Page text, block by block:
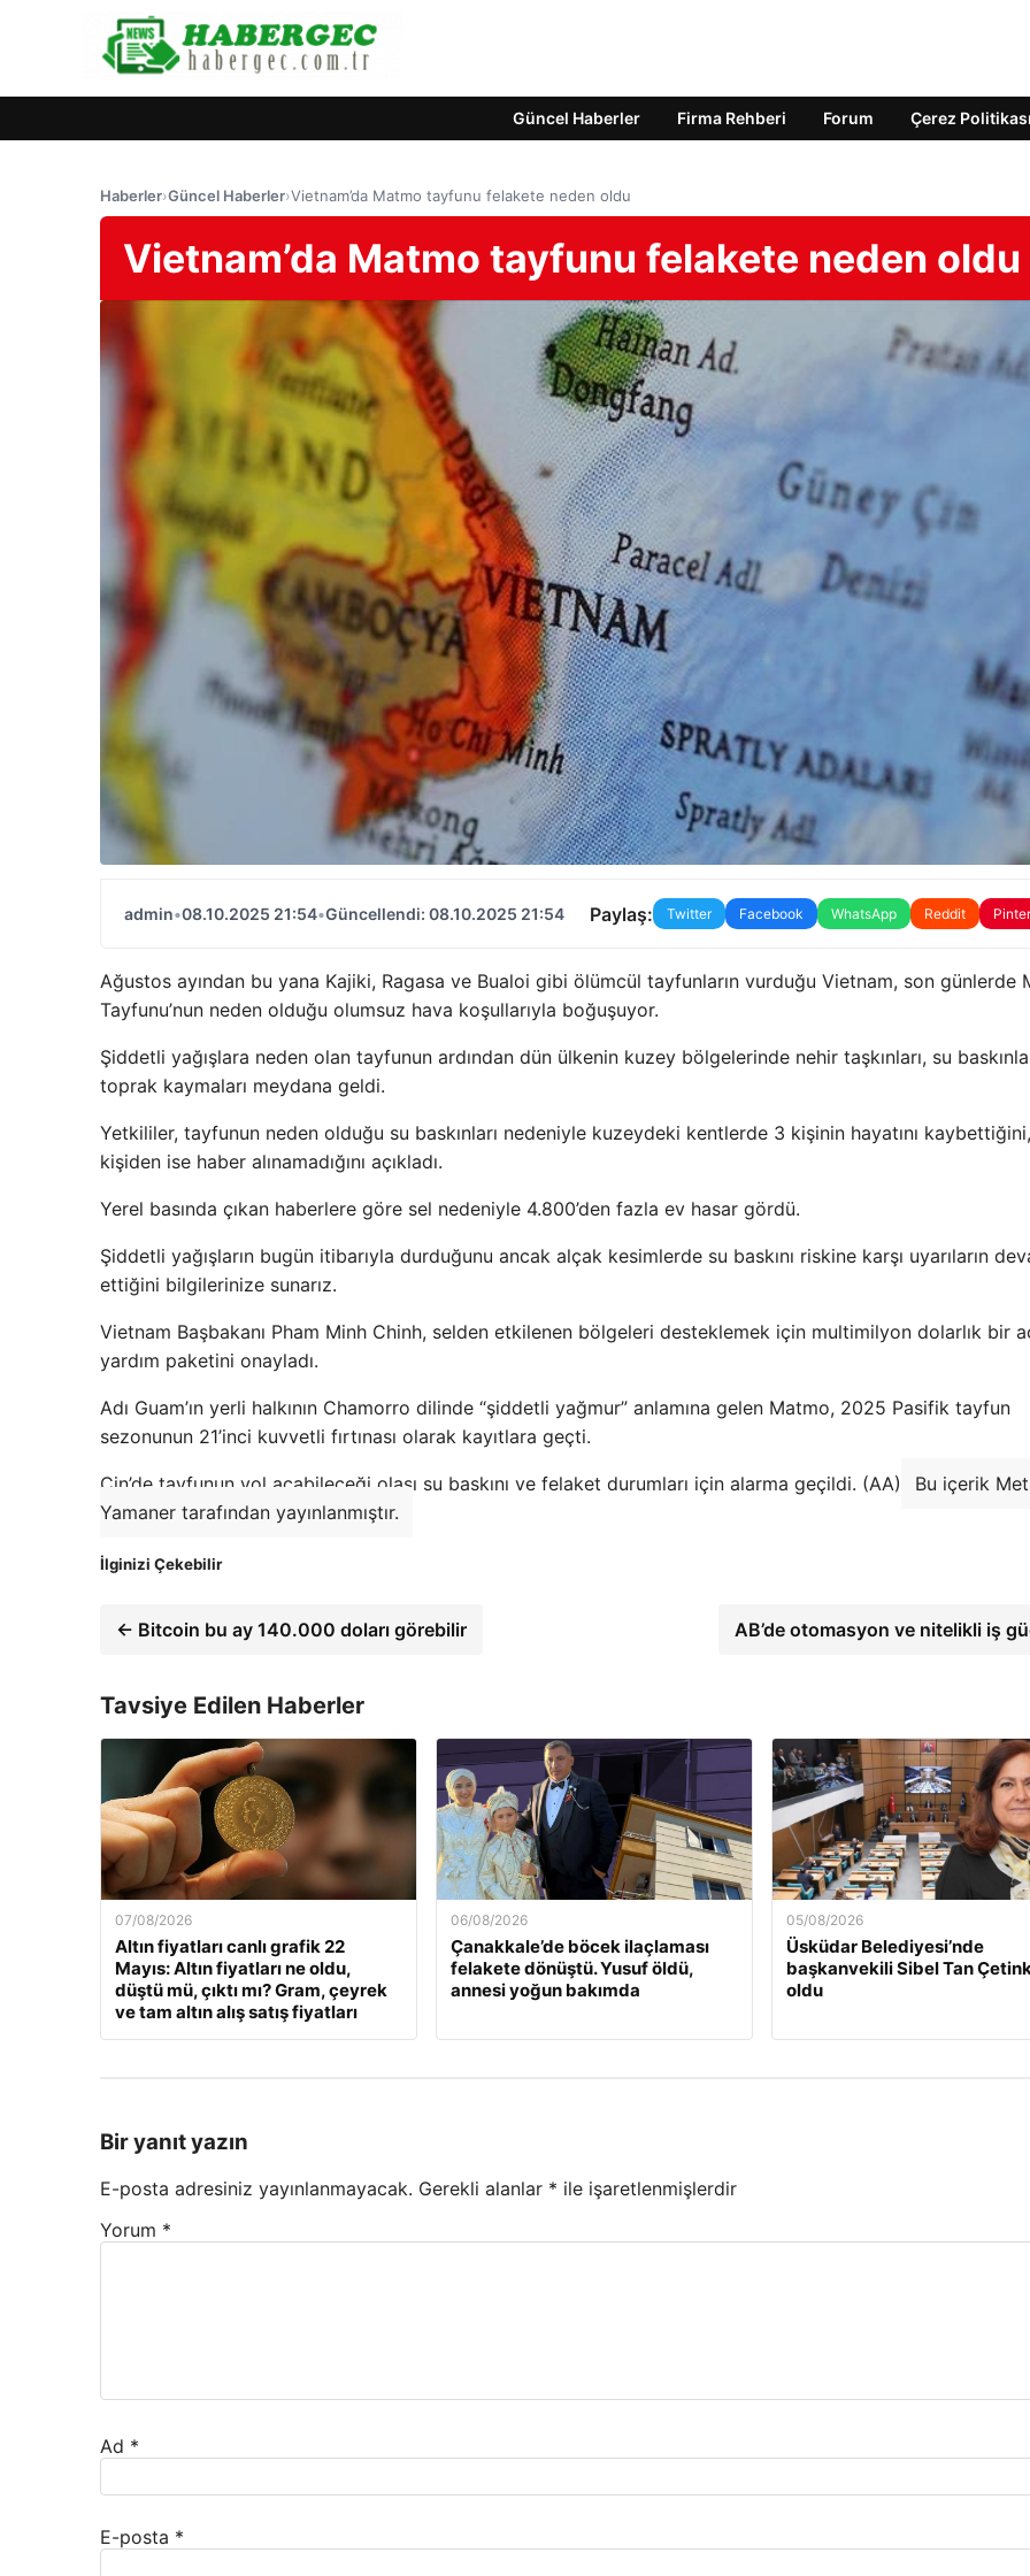
Güncel Haberler Firma Rehberi Forum Çerez Politikası
Haberler›Güncel Haberler›Vietnam’da Matmo tayfunu felakete neden oldu
Vietnam’da Matmo tayfunu felakete neden oldu
admin•08.10.2025 21:54•Güncellendi: 08.10.2025 21:54 Paylaş: Twitter Facebook WhatsApp Reddit
Ağustos ayından bu yana Kajiki, Ragasa ve Bualoi gibi ölümcül tayfunların vurduğu Vietnam, son günlerde
Tayfunu’nun neden olduğu olumsuz hava koşullarıyla boğuşuyor.
Şiddetli yağışlara neden olan tayfunun ardından dün ülkenin kuzey bölgelerinde nehir taşkınları, su
toprak kaymaları meydana geldi.
Yetkililer, tayfunun neden olduğu su baskınları nedeniyle kuzeydeki kentlerde 3 kişinin hayatını
kişiden ise haber alınamadığını açıkladı.
Yerel basında çıkan haberlere göre sel nedeniyle 4.800’den fazla ev hasar gördü.
Şiddetli yağışların bugün itibarıyla durduğunu ancak alçak kesimlerde su baskını riskine karşı uyarıların
ettiğini bilgilerinize sunarız.
Vietnam Başbakanı Pham Minh Chinh, selden etkilenen bölgeleri desteklemek için multimilyon dolarlık bir
yardım paketini onayladı.
Adı Guam’ın yerli halkının Chamorro dilinde “şiddetli yağmur” anlamına gelen Matmo, 2025 Pasifik tayfun
sezonunun 21’inci kuvvetli fırtınası olarak kayıtlara geçti.
Çin’de tayfunun yol açabileceği olası su baskını ve felaket durumları için alarma geçildi. (AA)
Bu içerik
Yamaner tarafından yayınlanmıştır.
İlginizi Çekebilir
← Bitcoin bu ay 140.000 doları görebilir AB’de otomasyon ve nitelikli iş
Tavsiye Edilen Haberler
07/08/2026
Altın fiyatları canlı grafik 22
Mayıs: Altın fiyatları ne oldu,
düştü mü, çıktı mı? Gram, çeyrek
ve tam altın alış satış fiyatları
06/08/2026
Çanakkale’de böcek ilaçlaması
felakete dönüştü. Yusuf öldü,
annesi yoğun bakımda
05/08/2026
Üsküdar Belediyesi’nde
başkanvekili Sibel Tan
oldu
Bir yanıt yazın
E-posta adresiniz yayınlanmayacak. Gerekli alanlar * ile işaretlenmişlerdir
Yorum *
Ad *
E-posta *